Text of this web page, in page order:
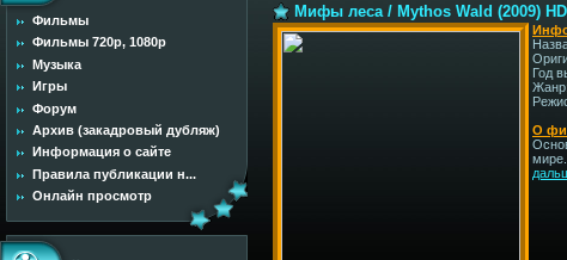
Фильмы
Фильмы 720p, 1080p
Музыка
Игры
Форум
Архив (закадровый дубляж)
Информация о сайте
Правила публикации н...
Онлайн просмотр
Мифы леса / Mythos Wald (2009)
Год
О